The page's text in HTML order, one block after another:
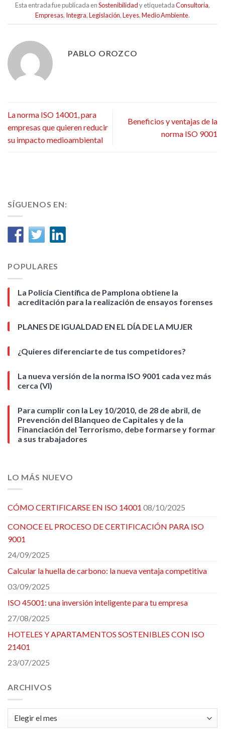
Esta entrada fue publicada enSostenibilidady etiquetadaConsultoría,
Empresas, Integra,Legislación,Leyes,Medio Ambiente.
PABLO OROZCO
La norma ISO 14001, para
empresas que quieren reducir
su impacto medioambiental
Beneficios y ventajas de la
norma ISO 9001
SÍGUENOS EN:
POPULARES
La Policía Científica de Pamplona obtiene la
acreditación para la realización de ensayos forenses
PLANES DE IGUALDAD EN EL DÍA DE LA MUJER
¿Quieres diferenciarte de tus competidores?
La nueva versión de la norma ISO 9001 cada vez más
cerca (VI)
Para cumplir con la Ley 10/2010, de 28 de abril, de
Prevención del Blanqueo de Capitales y de la
Financiación del Terrorismo, debe formarse y formar
a sus trabajadores
LO MÁS NUEVO
CÓMO CERTIFICARSE EN ISO 14001 08/10/2025
CONOCE EL PROCESO DE CERTIFICACIÓN PARA ISO
9001
24/09/2025
Calcular la huella de carbono: la nueva ventaja competitiva
03/09/2025
ISO 45001: una inversión inteligente para tu empresa
27/08/2025
HOTELES Y APARTAMENTOS SOSTENIBLES CON ISO
21401
23/07/2025
ARCHIVOS
Archivos